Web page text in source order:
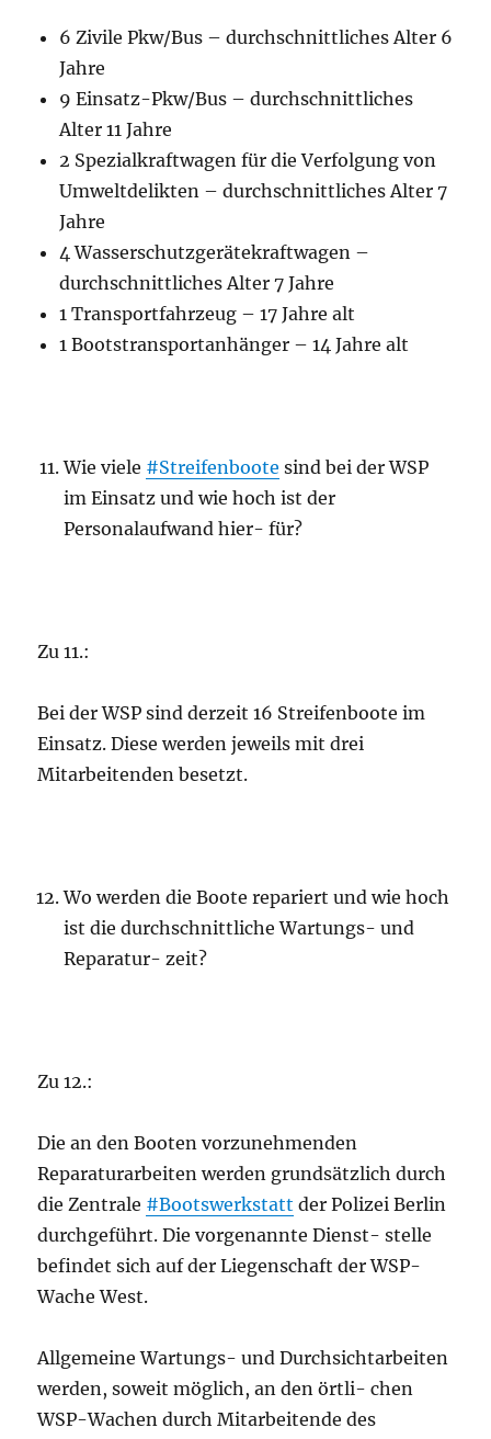
6 Zivile Pkw/Bus – durchschnittliches Alter 6
Jahre
9 Einsatz-Pkw/Bus – durchschnittliches
Alter 11 Jahre
2 Spezialkraftwagen für die Verfolgung von
Umweltdelikten – durchschnittliches Alter 7
Jahre
4 Wasserschutzgerätekraftwagen –
durchschnittliches Alter 7 Jahre
1 Transportfahrzeug – 17 Jahre alt
1 Bootstransportanhänger – 14 Jahre alt
Wie viele #Streifenboote sind bei der WSP
im Einsatz und wie hoch ist der
Personalaufwand hier- für?
Zu 11.:
Bei der WSP sind derzeit 16 Streifenboote im
Einsatz. Diese werden jeweils mit drei
Mitarbeitenden besetzt.
Wo werden die Boote repariert und wie hoch
ist die durchschnittliche Wartungs- und
Reparatur- zeit?
Zu 12.:
Die an den Booten vorzunehmenden
Reparaturarbeiten werden grundsätzlich durch
die Zentrale #Bootswerkstatt der Polizei Berlin
durchgeführt. Die vorgenannte Dienst- stelle
befindet sich auf der Liegenschaft der WSP-
Wache West.
Allgemeine Wartungs- und Durchsichtarbeiten
werden, soweit möglich, an den örtli- chen
WSP-Wachen durch Mitarbeitende des